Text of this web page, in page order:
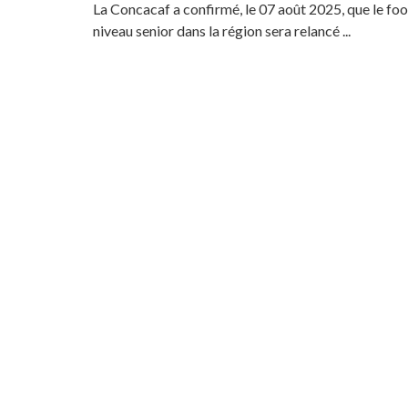
La Concacaf a confirmé, le 07 août 2025, que le
niveau senior dans la région sera relancé ...